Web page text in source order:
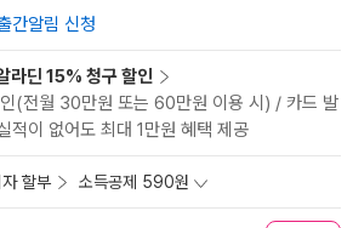
간알림 신청
라딘 15% 청구 할인
(전월 30만원 또는 60만원 이용 시) / 카드 발
적이 없어도 최대 1만원 혜택 제공
자 할부 소득공제 590원